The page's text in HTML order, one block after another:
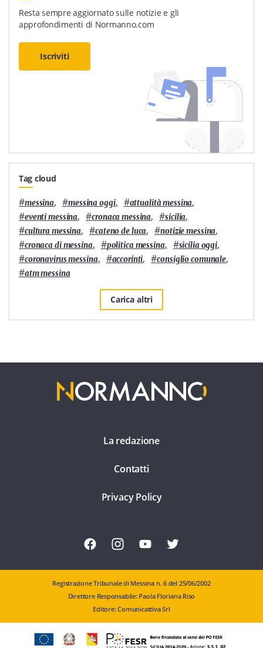
Resta sempre aggiornato sulle notizie e gli
approfondimenti di Normanno.com
Iscriviti
Tag cloud
#messina, #messina oggi, #attualità messina,
#eventi messina, #cronaca messina, #sicilia,
#cultura messina, #cateno de luca, #notizie messina,
#cronaca di messina, #politica messina, #sicilia oggi,
#coronavirus messina, #accorinti, #consiglio comunale,
#atm messina
Carica altri
La redazione
Contatti
Privacy Policy
Registrazione Tribunale di Messina n. 6 del 25/06/2002
Direttore Responsabile: Paola Floriana Riso
Editore: Comunicattiva Srl